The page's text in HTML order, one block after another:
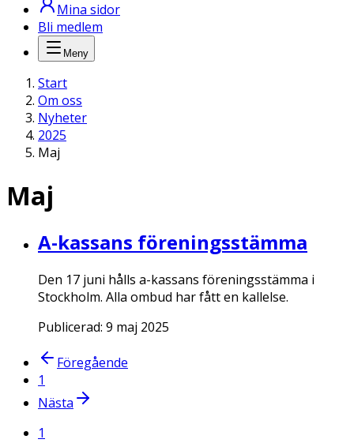
Mina sidor
Bli medlem
Meny
Start
Om oss
Nyheter
2025
Maj
Maj
A-kassans föreningsstämma
Den 17 juni hålls a-kassans föreningsstämma i
Stockholm. Alla ombud har fått en kallelse.
Publicerad: 9 maj 2025
Föregående
1
Nästa
1